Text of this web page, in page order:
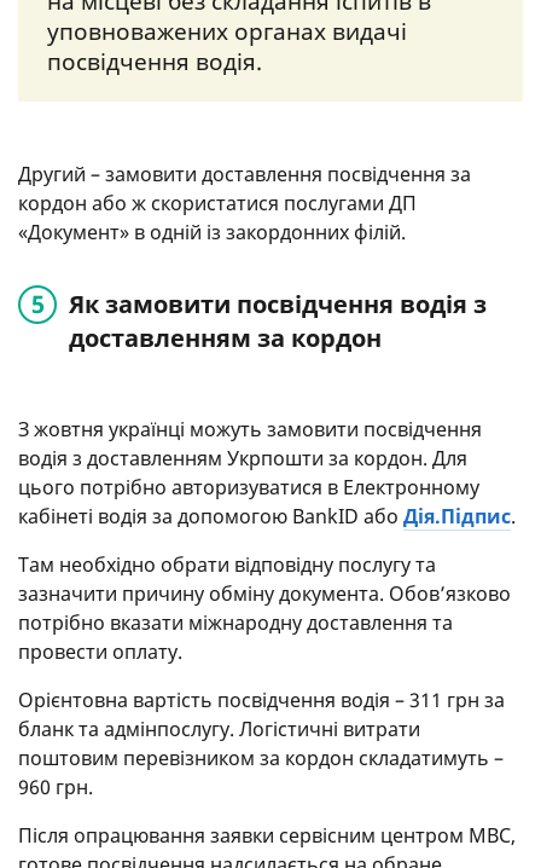
уповноважених органах видачі
посвідчення водія.
Другий – замовити доставлення посвідчення за
кордон або ж скористатися послугами ДП
«Документ» в одній із закордонних філій.
Як замовити посвідчення водія з
доставленням за кордон
З жовтня українці можуть замовити посвідчення
водія з доставленням Укрпошти за кордон. Для
цього потрібно авторизуватися в Електронному
кабінеті водія за допомогою BankID або Дія.Підпис.
Там необхідно обрати відповідну послугу та
зазначити причину обміну документа. Обов’язково
потрібно вказати міжнародну доставлення та
провести оплату.
Орієнтовна вартість посвідчення водія – 311 грн за
бланк та адмінпослугу. Логістичні витрати
поштовим перевізником за кордон складатимуть –
960 грн.
Після опрацювання заявки сервісним центром МВС,